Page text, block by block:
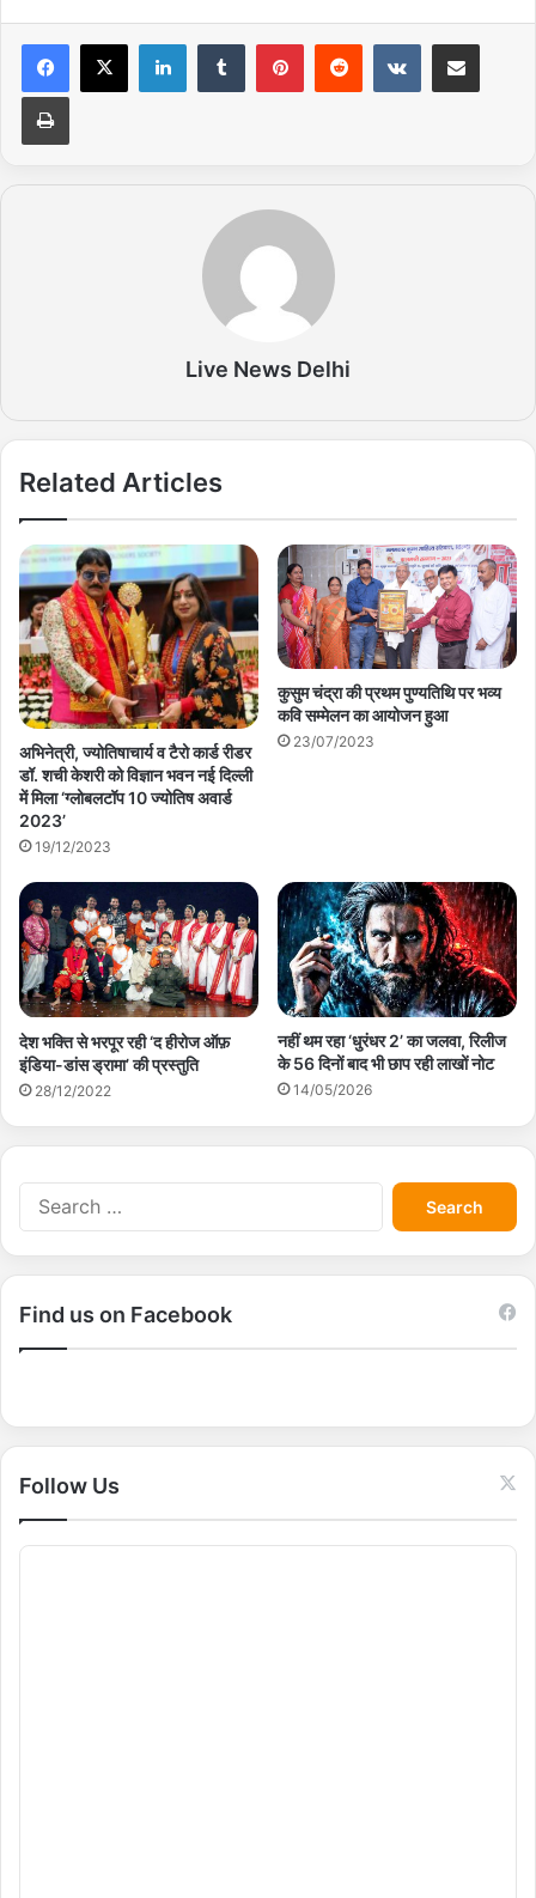
Live News Delhi
Related Articles
अभिनेत्री, ज्योतिषाचार्य व टैरो कार्ड रीडर
डॉ. शची केशरी को विज्ञान भवन नई दिल्ली
में मिला ‘ग्लोबलटॉप 10 ज्योतिष अवार्ड
2023’
19/12/2023
कुसुम चंद्रा की प्रथम पुण्यतिथि पर भव्य
कवि सम्मेलन का आयोजन हुआ
23/07/2023
देश भक्ति से भरपूर रही ‘द हीरोज ऑफ़
इंडिया-डांस ड्रामा’ की प्रस्तुति
28/12/2022
नहीं थम रहा ‘धुरंधर 2’ का जलवा, रिलीज
के 56 दिनों बाद भी छाप रही लाखों नोट
14/05/2026
S
e
a
r
r
Find us on Facebook
Follow Us